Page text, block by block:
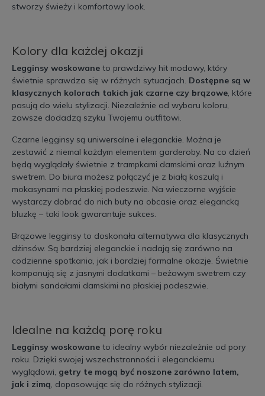
stworzy świeży i komfortowy look.
Kolory dla każdej okazji
Legginsy woskowane to prawdziwy hit modowy, który
świetnie sprawdza się w różnych sytuacjach. Dostępne są w
klasycznych kolorach takich jak czarne czy brązowe, które
pasują do wielu stylizacji. Niezależnie od wyboru koloru,
zawsze dodadzą szyku Twojemu outfitowi.
Czarne legginsy są uniwersalne i eleganckie. Można je
zestawić z niemal każdym elementem garderoby. Na co dzień
będą wyglądały świetnie z trampkami damskimi oraz luźnym
swetrem. Do biura możesz połączyć je z białą koszulą i
mokasynami na płaskiej podeszwie. Na wieczorne wyjście
wystarczy dobrać do nich buty na obcasie oraz elegancką
bluzkę – taki look gwarantuje sukces.
Brązowe legginsy to doskonała alternatywa dla klasycznych
dżinsów. Są bardziej eleganckie i nadają się zarówno na
codzienne spotkania, jak i bardziej formalne okazje. Świetnie
komponują się z jasnymi dodatkami – beżowym swetrem czy
białymi sandałami damskimi na płaskiej podeszwie.
Idealne na każdą porę roku
Legginsy woskowane to idealny wybór niezależnie od pory
roku. Dzięki swojej wszechstronności i eleganckiemu
wyglądowi, getry te mogą być noszone zarówno latem,
jak i zimą, dopasowując się do różnych stylizacji.